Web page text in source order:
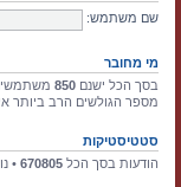
שם משתמש:
מי מחובר
בסך הכל ישנם 850 משתמשים מחוברים :: 19 רשומים, 1 מוסתר
מספר הגולשים הרב ביותר
סטטיסטיקות
הודעות בסך הכל 670805
•